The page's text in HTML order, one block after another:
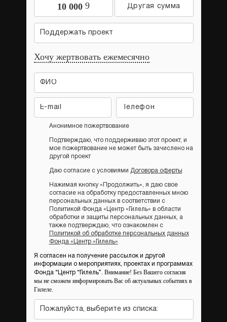
10 000 9
Поддержать проект
Хочу жертвовать ежемесячно
Анонимное пожертвование
Подтверждаю, что поддерживаю этот проект, и
мое пожертвование не может быть зачислено на
другой проект
Даю согласие с условиями Договора оферты
Нажимая кнопку «Продолжить», я даю свое
согласие на обработку предоставленных мною
персональных данных в соответствии с
Политикой Фонда «Центр «Гилель» в области
обработки и защиты персональных данных, а
также подтверждаю, что ознакомлен с
Политикой об обработке персональных данных
Фонда «Центр «Гилель»
Я согласен на получение рассылок и другой
информации о мероприятиях, проектах и программах
Фонда “Центр “Гилель”. Внимание! Без Вашего согласия
мы не сможем информировать Вас об актуальных событиях в
Гилеле.
Пожалуйста, выберите из списка: